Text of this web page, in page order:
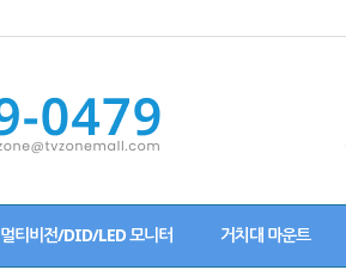
멀티비전/DID/LED 모니터 거치대 마운트